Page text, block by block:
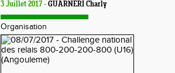
3 Juillet 2017 - GUARNERI Charly
Organisation